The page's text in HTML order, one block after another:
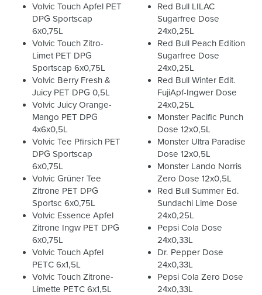
Volvic Touch Apfel PET
DPG Sportscap
6x0,75L
Volvic Touch Zitro-
Limet PET DPG
Sportscap 6x0,75L
Volvic Berry Fresh &
Juicy PET DPG 0,5L
Volvic Juicy Orange-
Mango PET DPG
4x6x0,5L
Volvic Tee Pfirsich PET
DPG Sportscap
6x0,75L
Volvic Grüner Tee
Zitrone PET DPG
Sportsc 6x0,75L
Volvic Essence Apfel
Zitrone Ingw PET DPG
6x0,75L
Volvic Touch Apfel
PETC 6x1,5L
Volvic Touch Zitrone-
Limette PETC 6x1,5L
Red Bull LILAC
Sugarfree Dose
24x0,25L
Red Bull Peach Edition
Sugarfree Dose
24x0,25L
Red Bull Winter Edit.
FujiApf-Ingwer Dose
24x0,25L
Monster Pacific Punch
Dose 12x0,5L
Monster Ultra Paradise
Dose 12x0,5L
Monster Lando Norris
Zero Dose 12x0,5L
Red Bull Summer Ed.
Sundachi Lime Dose
24x0,25L
Pepsi Cola Dose
24x0,33L
Dr. Pepper Dose
24x0,33L
Pepsi Cola Zero Dose
24x0,33L